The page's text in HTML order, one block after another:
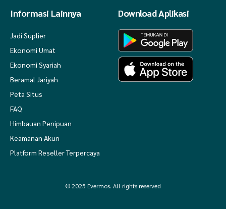
Informasi Lainnya
Jadi Suplier
Ekonomi Umat
Ekonomi Syariah
Beramal Jariyah
Peta Situs
FAQ
Himbauan Penipuan
Keamanan Akun
Platform Reseller Terpercaya
Download Aplikasi
© 2025 Evermos. All rights reserved